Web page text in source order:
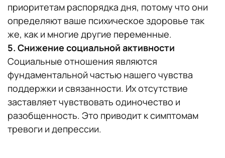
приоритетам распорядка дня, потому что они
определяют ваше психическое здоровье так
же, как и многие другие переменные.
5. Снижение социальной активности
Социальные отношения являются
фундаментальной частью нашего чувства
поддержки и связанности. Их отсутствие
заставляет чувствовать одиночество и
разобщенность. Это приводит к симптомам
тревоги и депрессии.